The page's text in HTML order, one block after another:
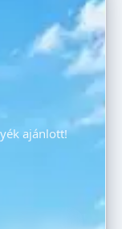
ajánlott!